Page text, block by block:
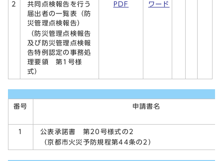
2
共同点検報告を行う
届出者の一覧表（防
災管理点検報告）
（防災管理点検報告
及び防災管理点検報
告特例認定の事務処
理要領 第1号様
式）
PDF ワード
番号 申請書名
1
公表承諾書 第20号様式の2
（京都市火災予防規程第44条の2）